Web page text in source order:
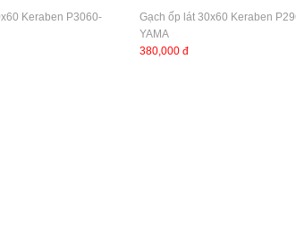
Keraben P3060-
Gạch ốp lát 30x60 Keraben
YAMA
380,000 đ